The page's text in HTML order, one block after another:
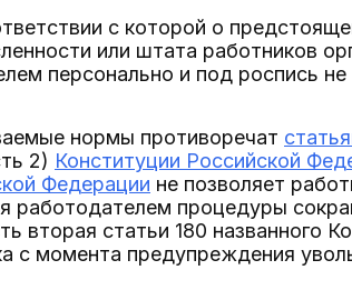
с которой о
или штата работников
персонально и под роспись
нормы противоречат
2) Конституции Российской
Федерации не позволяет
работодателем процедуры
вторая статьи 180 названного
с момента предупреждения